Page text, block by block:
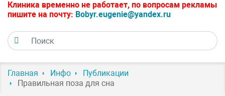
Клиника временно не работает, по вопросам рекламы
пишите на почту: Bobyr.eugenie@yandex.ru
Главная Инфо
Публикации
Правильная поза для сна